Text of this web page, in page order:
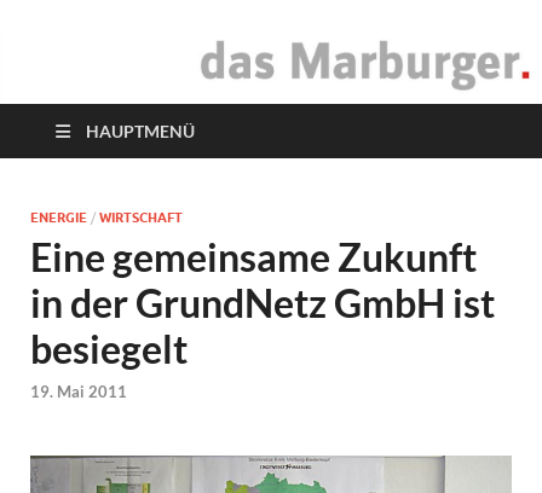
das Marburger.
HAUPTMENÜ
ENERGIE / WIRTSCHAFT
Eine gemeinsame Zukunft
in der GrundNetz GmbH ist
besiegelt
19. Mai 2011